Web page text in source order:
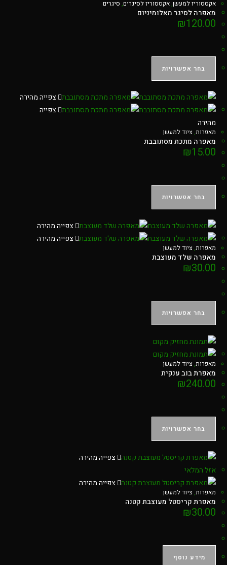
אקססוריז למעשן,אקססוריז לסיגרים, סיגרים
מאפרה לסיגר מאלומיניום
₪120.00
בחר אפשרויות
צפייה מהירה
צפייה
מהירה
מאפרות, ציוד למעשן
מאפרה מתכת מסתובבת
₪15.00
בחר אפשרויות
צפייה מהירה
צפייה מהירה
מאפרות, ציוד למעשן
מאפרה שלד מעוצבת
₪30.00
בחר אפשרויות
מאפרות, ציוד למעשן
מאפרת בוב ענקית
₪240.00
בחר אפשרויות
צפייה מהירה
אזל המלאי
צפייה מהירה
מאפרות, ציוד למעשן
מאפרת קריסטל מעוצבת קטנה
₪30.00
מידע נוסף